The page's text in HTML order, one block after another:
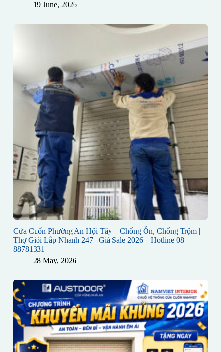
19 June, 2026
Cửa Cuốn Phường An Hội Tây – Chống Ồn, Chống Trộm |
Thợ Giỏi Lắp Nhanh 247 | Giá Sale 2026 – Hotline 08
88781331
28 May, 2026